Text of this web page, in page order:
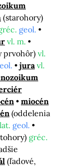
(starohory)
geol.
vl. m.
prvohôr)vl.
jura vl.
miocén
(oddelenia
lat. geol.
gréc.
(ľadové,